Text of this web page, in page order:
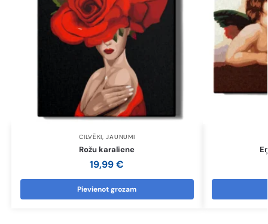
CILVĒKI,JAUNUMI
Rožu karaliene
19,99€
Pievienot grozam